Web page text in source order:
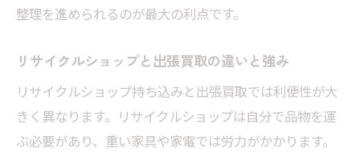
整理を進められるのが最大の利点です。
リサイクルショップと出張買取の違いと強み
リサイクルショップ持ち込みと出張買取では利便性が大
きく異なります。リサイクルショップは自分で品物を運
ぶ必要があり、重い家具や家電では労力がかかります。